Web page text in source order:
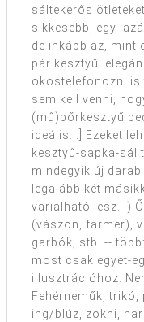
sáltekerős
sikkesebb, egy
de inkább az, mint
pár kesztyű:
okostelefonozni is
sem kell venni,
(mű)bőrkesztyű
ideális. :] Ezeket
kesztyű-sapka-sál
mindegyik új
legalább két
variálható lesz. :)
(vászon, farmer),
garbók, stb. --
most csak egyet-
illusztrációhoz.
Fehérneműk,
ing/blúz, zokni,